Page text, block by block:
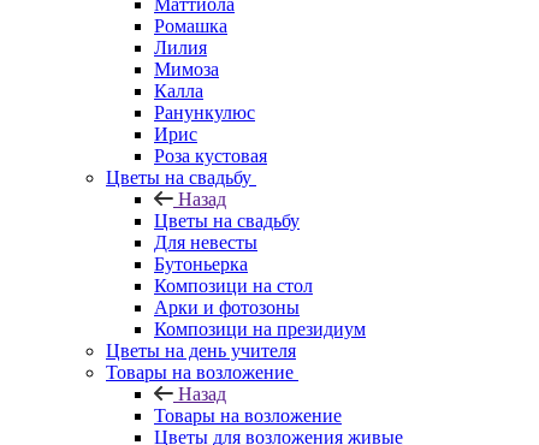
Маттиола
Ромашка
Лилия
Мимоза
Калла
Ранункулюс
Ирис
Роза кустовая
Цветы на свадьбу
Назад
Цветы на свадьбу
Для невесты
Бутоньерка
Композици на стол
Арки и фотозоны
Композици на президиум
Цветы на день учителя
Товары на возложение
Назад
Товары на возложение
Цветы для возложения живые